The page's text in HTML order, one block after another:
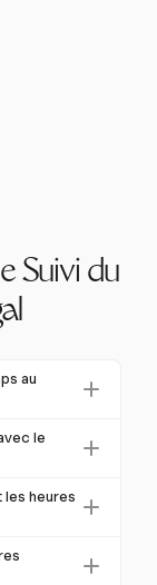
Suivi du
au
à
le
des
précis
des lois du
les heures
après
une